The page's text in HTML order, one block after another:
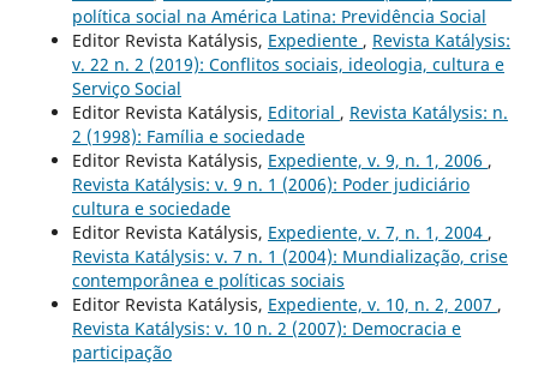
política social na América Latina: Previdência Social
Editor Revista Katálysis, Expediente , Revista Katálysis:
v. 22 n. 2 (2019): Conflitos sociais, ideologia, cultura e
Serviço Social
Editor Revista Katálysis, Editorial , Revista Katálysis: n.
2 (1998): Família e sociedade
Editor Revista Katálysis, Expediente, v. 9, n. 1, 2006 ,
Revista Katálysis: v. 9 n. 1 (2006): Poder judiciário
cultura e sociedade
Editor Revista Katálysis, Expediente, v. 7, n. 1, 2004 ,
Revista Katálysis: v. 7 n. 1 (2004): Mundialização, crise
contemporânea e políticas sociais
Editor Revista Katálysis, Expediente, v. 10, n. 2, 2007 ,
Revista Katálysis: v. 10 n. 2 (2007): Democracia e
participação